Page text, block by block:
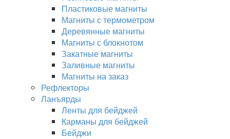
Пластиковые магниты
Магниты с термометром
Деревянные магниты
Магниты с блокнотом
Закатные магниты
Заливные магниты
Магниты на заказ
Рефлекторы
Ланъярды
Ленты для бейджей
Карманы для бейджей
Бейджи